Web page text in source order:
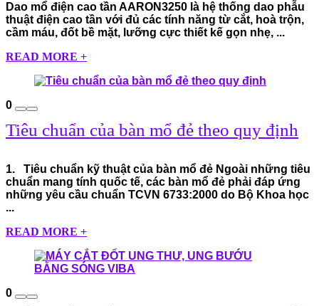
Dao mổ điện cao tần AARON3250 là hệ thống dao phẫu
thuật điện cao tần với đủ các tính năng từ cắt, hoà trộn,
cầm máu, đốt bề mặt, lưỡng cực thiết kế gọn nhẹ, ...
READ MORE +
0
Tiêu chuẩn của bàn mổ đẻ theo quy định
1. Tiêu chuẩn kỹ thuật của bàn mổ đẻ Ngoài những tiêu
chuẩn mang tính quốc tế, các bàn mổ đẻ phải đáp ứng
những yêu cầu chuẩn TCVN 6733:2000 do Bộ Khoa học
...
READ MORE +
0